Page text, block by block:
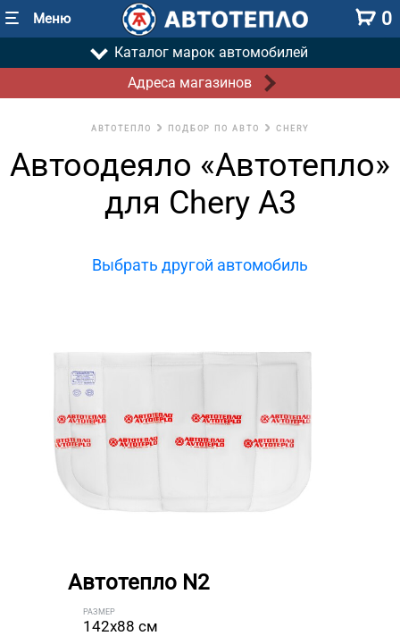
Меню 0
Каталог марок автомобилей
Адреса магазинов
АВТОТЕПЛО ПОДБОР ПО АВТО CHERY
Автоодеяло «Автотепло»
для Chery A3
Выбрать другой автомобиль
Автотепло N2
РАЗМЕР
142x88 см